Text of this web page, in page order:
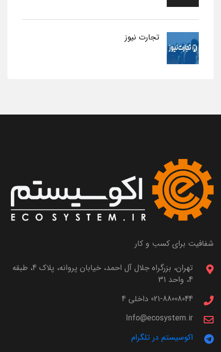
تجارت نیوز
شفافیت برای کسب و کار
تهران، بزرگراه جلال آل احمد، خیابان پروانه، پلاک 4، طبقه
4، واحد 31
021-88008044 داخلی 4
Info@ecosystem.ir
اکوسیستم در تلگرام